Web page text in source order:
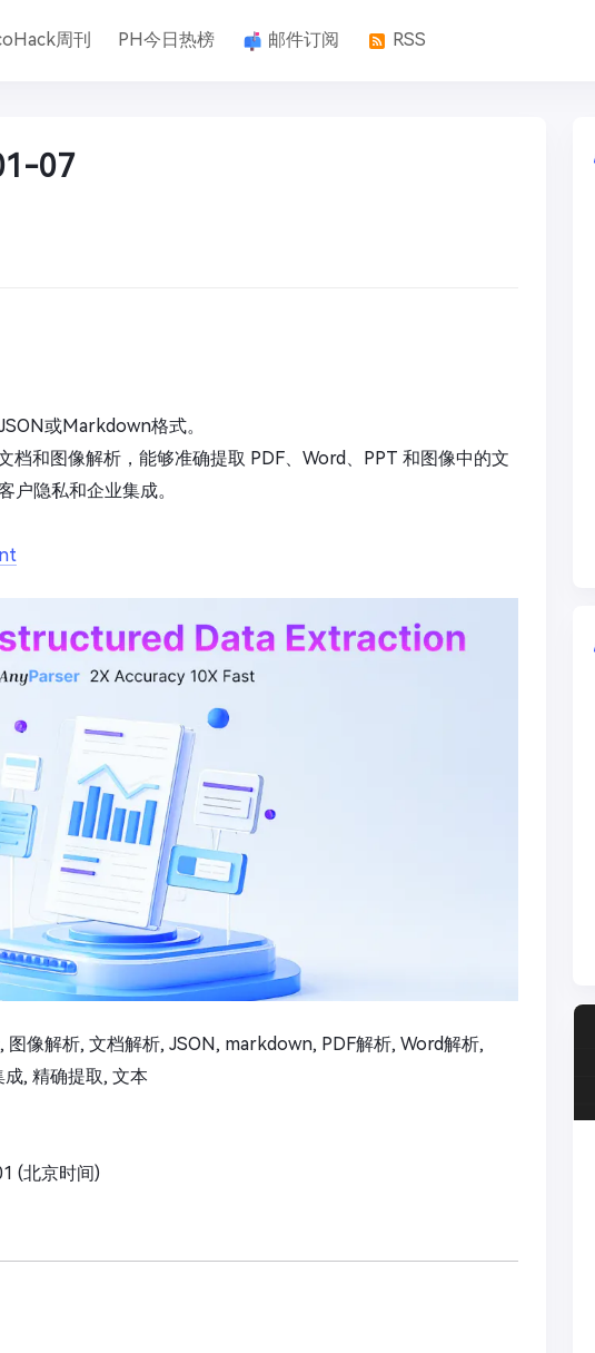
周刊 PH今日热榜 邮件订阅 RSS
07
或Markdown格式。
档和图像解析，能够准确提取 PDF、Word、PPT 和图像中的文
户隐私和企业集成。
图像解析, 文档解析, JSON, markdown, PDF解析, Word解析,
, 精确提取, 文本
(北京时间)